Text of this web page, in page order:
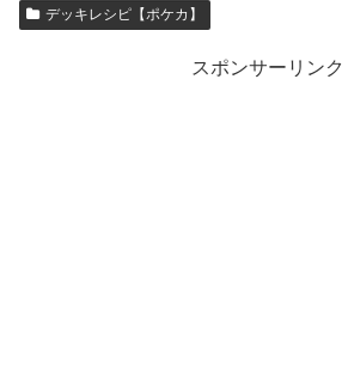
デッキレシピ【ポケカ】
スポンサーリンク